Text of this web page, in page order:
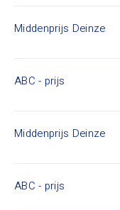
Middenprijs Deinze
ABC - prijs
Middenprijs Deinze
ABC - prijs